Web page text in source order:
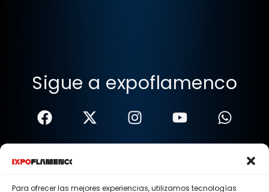
Para ofrecer las mejores experiencias, utilizamos tecnologías
Sigue a expoflamenco
Términos Y Condiciones
Política De Privacidad